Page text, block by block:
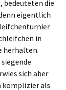
bedeuteten die
eigentlich
in
herhalten.
sich aber
komplizier als